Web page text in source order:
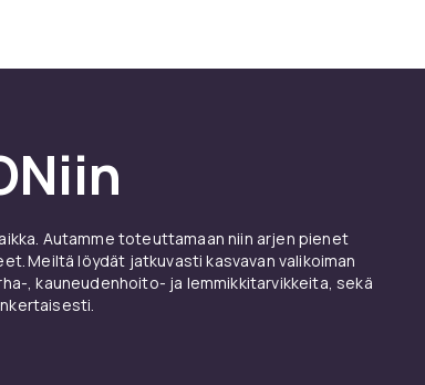
eri kokoisina ja materiaaleina, joten oikean
helppoa.
CDONilla pyrimme tarjoamaan
tuotteita luotettavalla ja kätevällä tavalla.
parhaiten sopivat laajennustulpat. Osta nyt
laajennustulpilla asennusprojekteissasi.
Autamme toteuttamaan niin arjen pienet
Meiltä löydät jatkuvasti kasvavan valikoiman
, kauneudenhoito- ja lemmikkitarvikkeita, sekä